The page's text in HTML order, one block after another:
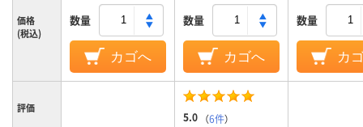
価格
(税込)
数量
カゴへ
数量
カゴへ
数量
カ
評価
5.0 （6件）